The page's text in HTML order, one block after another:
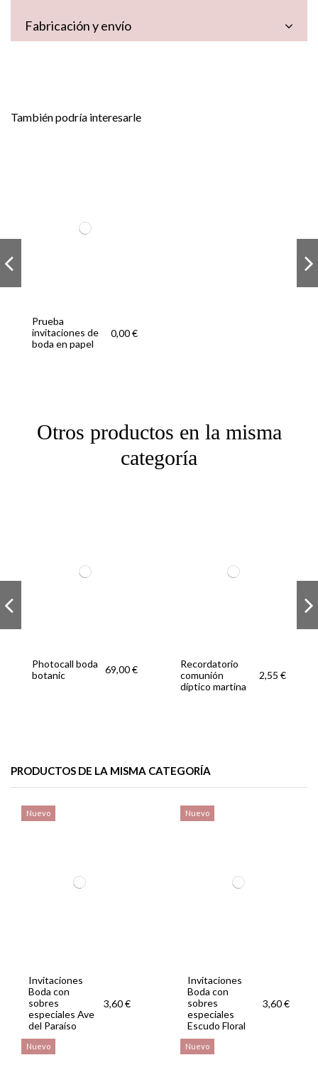
Fabricación y envío
También podría interesarle
Prueba
invitaciones de
boda en papel
0,00 €
Otros productos en la misma
categoría
Photocall boda
botanic
69,00 €
Recordatorio
comunión
díptico martina
2,55 €
PRODUCTOS DE LA MISMA CATEGORÍA
Nuevo
Invitaciones
Boda con
sobres
especiales Ave
del Paraíso
3,60 €
Nuevo
Invitaciones
Boda con
sobres
especiales
Escudo Floral
3,60 €
Nuevo Nuevo